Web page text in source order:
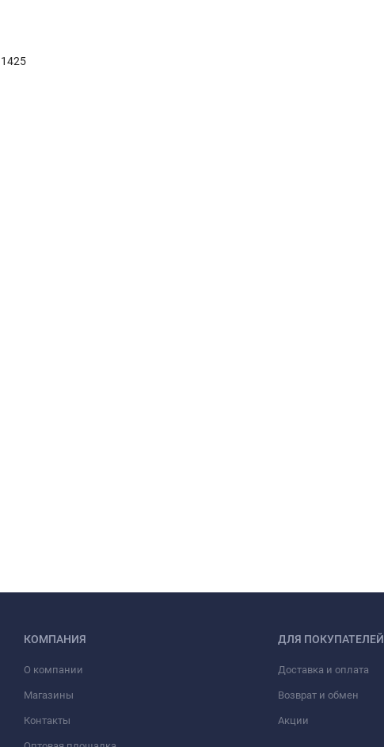
КОМПАНИЯ
О компании
Магазины
Контакты
ДЛЯ ПОКУПАТЕЛЕЙ
Доставка и оплата
Возврат и обмен
Акции